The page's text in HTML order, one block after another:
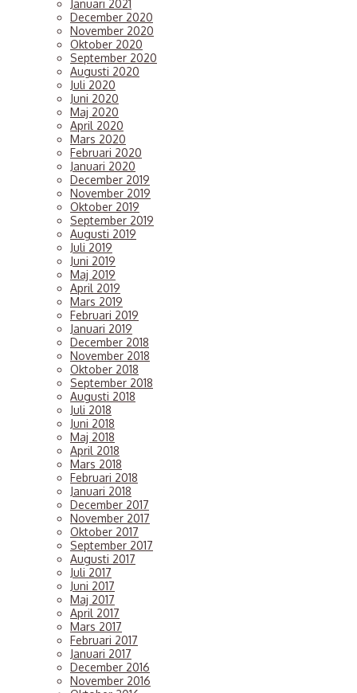
Januari 2021
December 2020
November 2020
Oktober 2020
September 2020
Augusti 2020
Juli 2020
Juni 2020
Maj 2020
April 2020
Mars 2020
Februari 2020
Januari 2020
December 2019
November 2019
Oktober 2019
September 2019
Augusti 2019
Juli 2019
Juni 2019
Maj 2019
April 2019
Mars 2019
Februari 2019
Januari 2019
December 2018
November 2018
Oktober 2018
September 2018
Augusti 2018
Juli 2018
Juni 2018
Maj 2018
April 2018
Mars 2018
Februari 2018
Januari 2018
December 2017
November 2017
Oktober 2017
September 2017
Augusti 2017
Juli 2017
Juni 2017
Maj 2017
April 2017
Mars 2017
Februari 2017
Januari 2017
December 2016
November 2016